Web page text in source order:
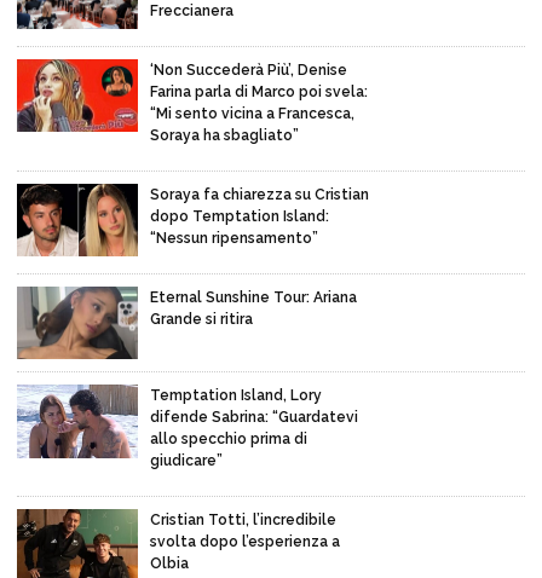
Freccianera
‘Non Succederà Più’, Denise
Farina parla di Marco poi svela:
“Mi sento vicina a Francesca,
Soraya ha sbagliato”
Soraya fa chiarezza su Cristian
dopo Temptation Island:
“Nessun ripensamento”
Eternal Sunshine Tour: Ariana
Grande si ritira
Temptation Island, Lory
difende Sabrina: “Guardatevi
allo specchio prima di
giudicare”
Cristian Totti, l’incredibile
svolta dopo l’esperienza a
Olbia